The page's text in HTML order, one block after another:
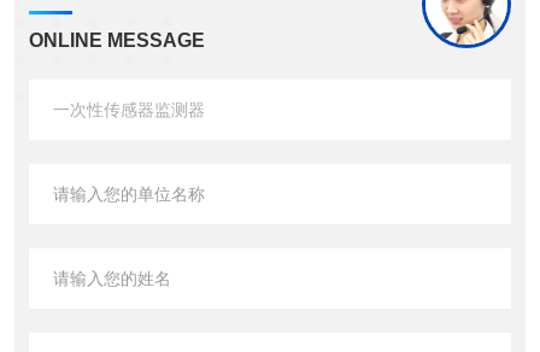
ONLINE MESSAGE